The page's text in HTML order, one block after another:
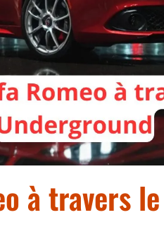
à travers